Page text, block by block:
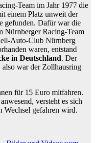
Team im Jahr 1977 die
einem Platz unweit der
gefunden. Dafür war die
Nürnberger Racing-Team
Auto-Club Nürnberg
waren, entstand
in Deutschland. Der
also war der Zollhausring
für 15 Euro mitfahren.
versteht es sich
Wechsel gefahren wird.